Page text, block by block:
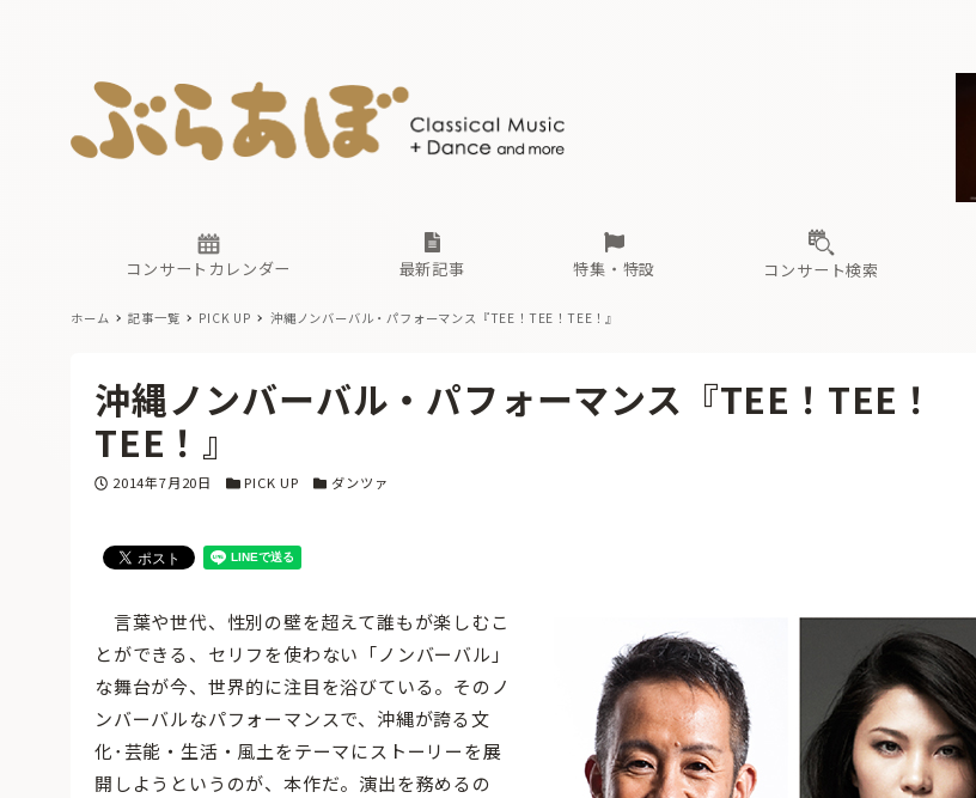
コンサートカレンダー 最新記事
古楽とその先と オーケストラの楽屋から 海の向こうの音楽家
特集・特設
現場のプロが推す！間違いないオーケストラコンサート
過去の特集
コンサート検索
無料ライブ配信スケジュール 有料ライブ配信スケジュール
あ か た な
古楽とその先と
無料ライブ配信スケジュール
あ か さ
ホーム 記事一覧 PICK UP 沖縄ノンバーバル・パフォーマンス『TEE！TEE！TEE！』
沖縄ノンバーバル・パフォーマンス『TEE！TEE！
TEE！』
投稿日
2014年7月20日 カテゴリー
PICK UP カテゴリー
ダンツァ
言葉や世代、性別の壁を超えて誰もが楽しむこ
とができる、セリフを使わない「ノンバーバル」
な舞台が今、世界的に注目を浴びている。そのノ
ンバーバルなパフォーマンスで、沖縄が誇る文
化･芸能・生活・風土をテーマにストーリーを展
開しようというのが、本作だ。演出を務めるの